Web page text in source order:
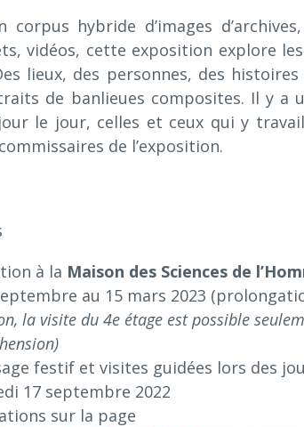
corpus hybride d’images
vidéos, cette exposition explore
lieux, des personnes, des
de banlieues composites. Il y a
le jour, celles et ceux qui y
de l’exposition.
à la Maison des Sciences de
au 15 mars 2023
la visite du 4e étage est possible
festif et visites guidées lors des
17 septembre 2022
sur la page